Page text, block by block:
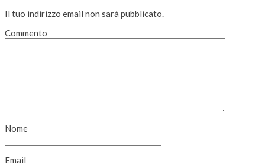
Il tuo indirizzo email non sarà pubblicato.
Commento
Nome
Email